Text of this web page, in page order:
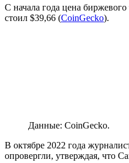
С начала года цена
стоил $39,66 (CoinGecko).
Данные: CoinGecko.
В октябре 2022 года
опровергли, утверждая, что